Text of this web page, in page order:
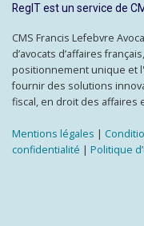
RegIT est un service de
CMS Francis Lefebvre
d’avocats d’affaires
positionnement unique et
fournir des solutions
fiscal, en droit des affaires
Mentions légales |
confidentialité | Politique